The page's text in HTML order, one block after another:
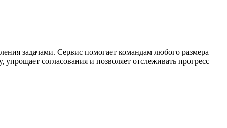
задачами. Сервис помогает командам любого размера
согласования и позволяет отслеживать прогресс